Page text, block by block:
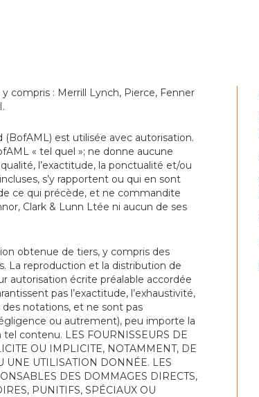
compris : Merrill Lynch, Pierce, Fenner
est utilisée avec autorisation.
« tel quel »; ne donne aucune
l’exactitude, la ponctualité et/ou
s’y rapportent ou qui en sont
ce qui précède, et ne commandite
Clark & Lunn Ltée ni aucun de ses
obtenue de tiers, y compris des
La reproduction et la distribution de
autorisation écrite préalable accordée
pas l’exactitude, l’exhaustivité,
notations, et ne sont pas
ou autrement), peu importe la
contenu. LES FOURNISSEURS DE
OU IMPLICITE, NOTAMMENT, DE
UNE UTILISATION DONNÉE. LES
DES DOMMAGES DIRECTS,
PUNITIFS, SPÉCIAUX OU